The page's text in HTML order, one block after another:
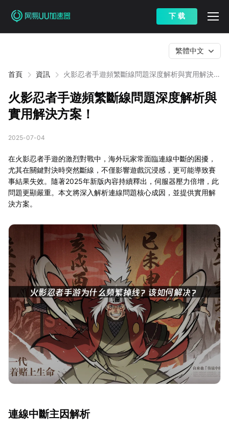
下 载
首頁 資訊
火影忍者手遊頻繁斷線問題深度解析與實用解決方
繁體中文
火影忍者手遊頻繁斷線問題深度解析與
實用解決方案！
2025-07-04
在火影忍者手遊的激烈對戰中，海外玩家常面臨連線中斷的困擾，
尤其在關鍵對決時突然斷線，不僅影響遊戲沉浸感，更可能導致賽
事結果失效。隨著2025年新版內容持續釋出，伺服器壓力倍增，此
問題更顯嚴重。本文將深入解析連線問題核心成因，並提供實用解
決方案。
連線中斷主因解析